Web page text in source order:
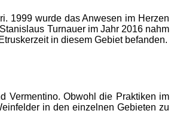
1999 wurde das Anwesen im Herzen
Turnauer im Jahr 2016 nahm
in diesem Gebiet befanden.
Vermentino. Obwohl die Praktiken im
in den einzelnen Gebieten zu